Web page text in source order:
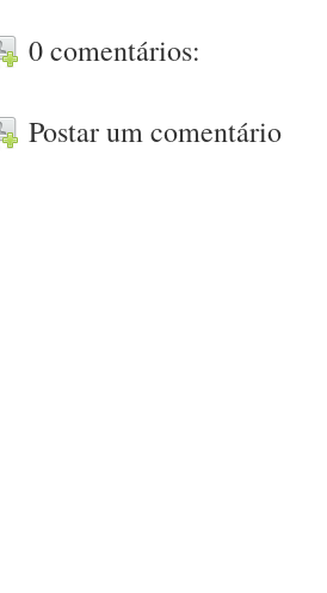
0 comentários:
Postar um comentário